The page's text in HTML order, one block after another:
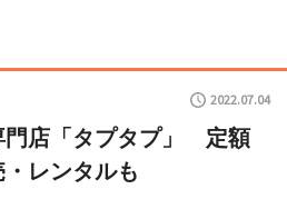
2022.07.04
門店「タプタプ」 定額
レンタルも